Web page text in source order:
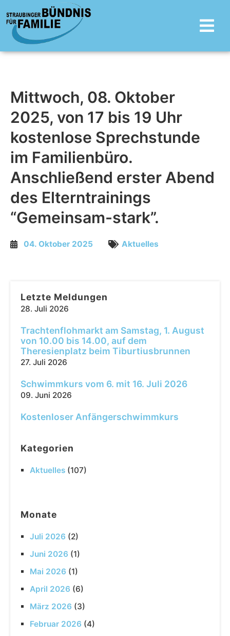
Inhalt
springen
Main
Menu
Mittwoch, 08. Oktober
2025, von 17 bis 19 Uhr
kostenlose Sprechstunde
im Familienbüro.
Anschließend erster Abend
des Elterntrainings
“Gemeinsam-stark”.
04. Oktober 2025 Aktuelles
Letzte Meldungen
28. Juli 2026
Trachtenflohmarkt am Samstag, 1. August
von 10.00 bis 14.00, auf dem
Theresienplatz beim Tiburtiusbrunnen
27. Juli 2026
Schwimmkurs vom 6. mit 16. Juli 2026
09. Juni 2026
Kostenloser Anfängerschwimmkurs
Kategorien
Aktuelles (107)
Monate
Juli 2026 (2)
Juni 2026 (1)
Mai 2026 (1)
April 2026 (6)
März 2026 (3)
Februar 2026 (4)